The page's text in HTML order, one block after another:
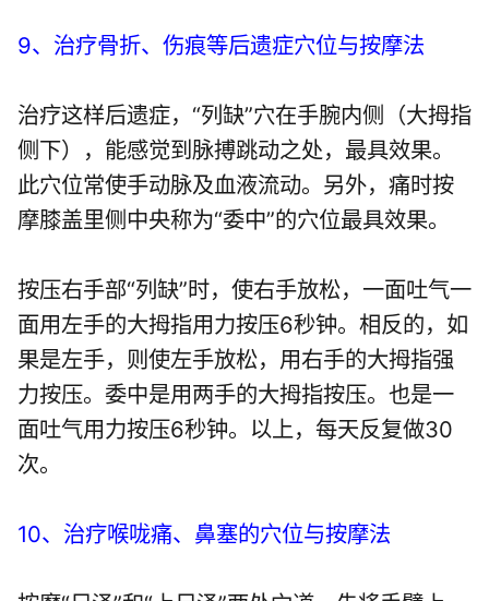
9、治疗骨折、伤痕等后遗症穴位与按摩法
治疗这样后遗症，“列缺”穴在手腕内侧（大拇指
侧下），能感觉到脉搏跳动之处，最具效果。
此穴位常使手动脉及血液流动。另外，痛时按
摩膝盖里侧中央称为“委中”的穴位最具效果。
按压右手部“列缺”时，使右手放松，一面吐气一
面用左手的大拇指用力按压6秒钟。相反的，如
果是左手，则使左手放松，用右手的大拇指强
力按压。委中是用两手的大拇指按压。也是一
面吐气用力按压6秒钟。以上，每天反复做30
次。
10、治疗喉咙痛、鼻塞的穴位与按摩法